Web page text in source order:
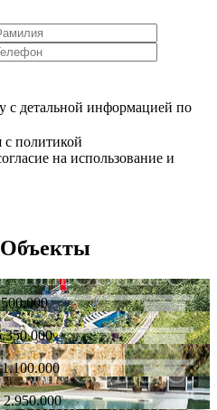
детальной информацией по
с политикой
на использование и
2.950.000